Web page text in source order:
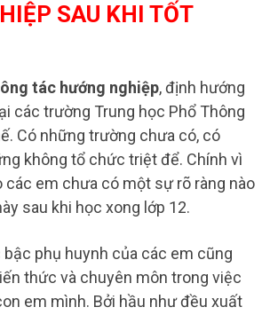
SAU KHI TỐT
tác hướng nghiệp, định hướng
các trường Trung học Phổ Thông
Có những trường chưa có, có
không tổ chức triệt để. Chính vì
các em chưa có một sự rõ ràng nào
sau khi học xong lớp 12.
bậc phụ huynh của các em cũng
thức và chuyên môn trong việc
em mình. Bởi hầu như đều xuất